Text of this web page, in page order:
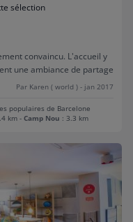
sélection
convaincu. L'accueil y
une ambiance de partage
Par Karen ( world ) - jan 2017
populaires de Barcelone
km - Camp Nou : 3.3 km